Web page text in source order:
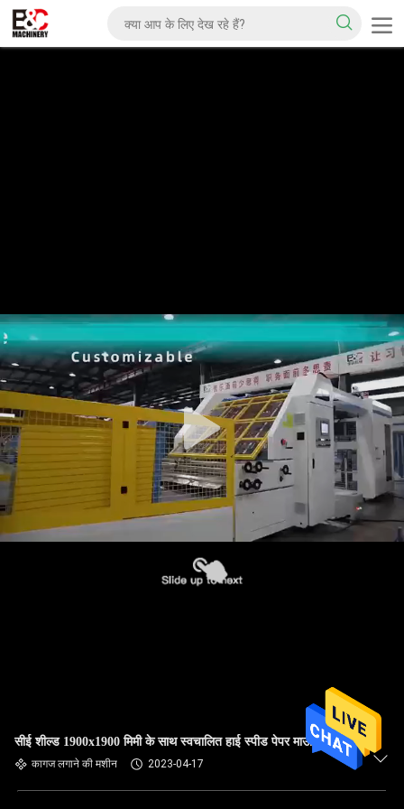
सीई शील्ड 1900x1900 मिमी के साथ स्वचालित हाई स्पीड पेपर माउंटिंग मशीन
कागज लगाने की मशीन 2023-04-17